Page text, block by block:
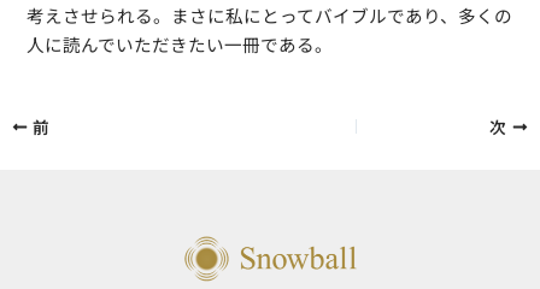
考えさせられる。まさに私にとってバイブルであり、多くの
人に読んでいただきたい一冊である。
前 次